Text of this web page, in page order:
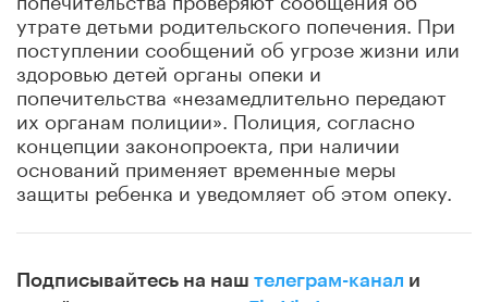
утрате детьми родительского попечения. При
поступлении сообщений об угрозе жизни или
здоровью детей органы опеки и
попечительства «незамедлительно передают
их органам полиции». Полиция, согласно
концепции законопроекта, при наличии
оснований применяет временные меры
защиты ребенка и уведомляет об этом опеку.
Подписывайтесь на наш телеграм-канал и